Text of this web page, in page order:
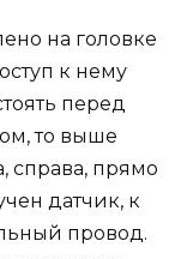
на головке
к нему
перед
то выше
справа, прямо
датчик, к
провод.